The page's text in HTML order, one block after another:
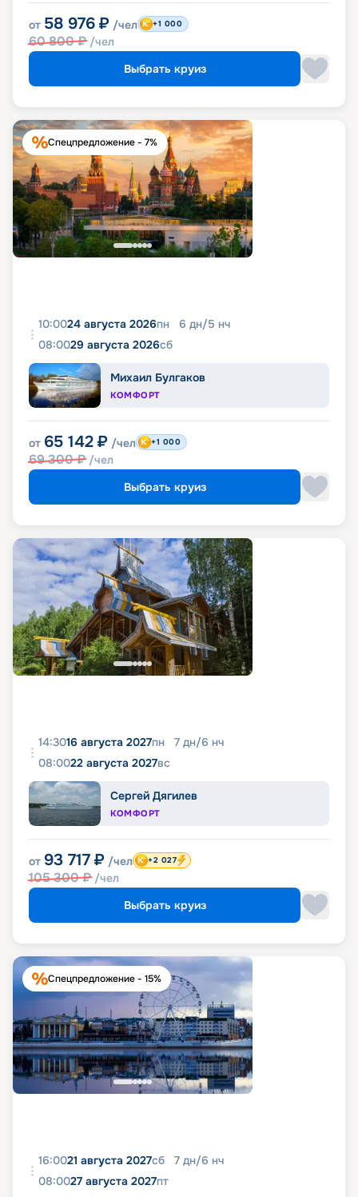
от 58 976 ₽ /чел
60 800₽ /чел
+1 000
Выбрать круиз
Спецпредложение - 7%
10:0024 августа 2026пн 6 дн/5 нч
08:0029 августа 2026сб
Михаил Булгаков
КОМФОРТ
от 65 142 ₽ /чел
69 300₽ /чел
+1 000
Выбрать круиз
14:3016 августа 2027пн 7 дн/6 нч
08:0022 августа 2027вс
Сергей Дягилев
КОМФОРТ
от 93 717 ₽ /чел
105 300₽ /чел
+2 027
Выбрать круиз
Спецпредложение - 15%
16:0021 августа 2027сб 7 дн/6 нч
08:0027 августа 2027пт